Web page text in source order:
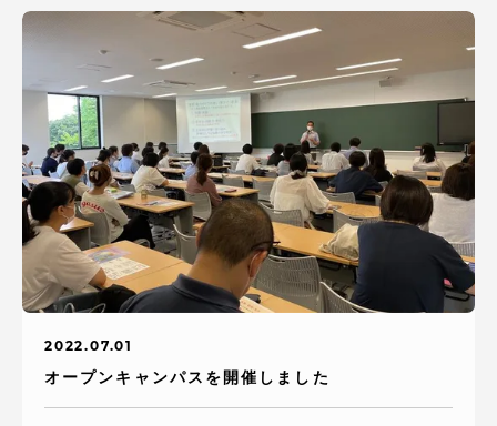
2022.07.01
オープンキャンパスを開催しました